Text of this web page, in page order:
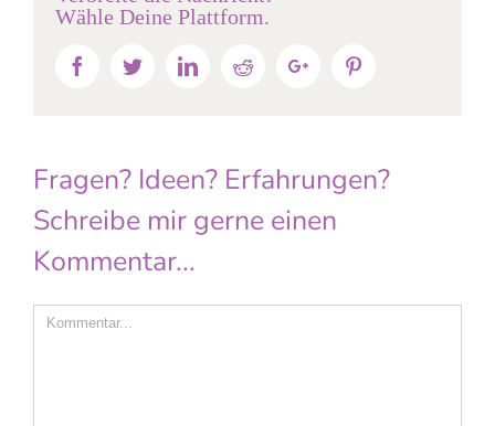
Wähle Deine Plattform.
FacebookTwitterLinkedinRedditGoogle+
Fragen? Ideen? Erfahrungen?
Schreibe mir gerne einen
Kommentar...
Comment